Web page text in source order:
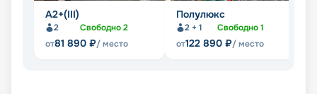
А2+(III)
2 Свободно2
от81 890 ₽/ место
Полулюкс
2 + 1 Свободно1
от122 890 ₽/ место